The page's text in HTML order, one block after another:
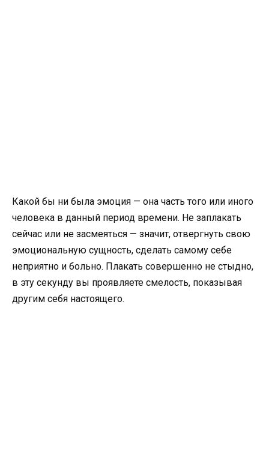
Какой бы ни была эмоция — она часть того или иного
человека в данный период времени. Не заплакать
сейчас или не засмеяться — значит, отвергнуть свою
эмоциональную сущность, сделать самому себе
неприятно и больно. Плакать совершенно не стыдно,
в эту секунду вы проявляете смелость, показывая
другим себя настоящего.